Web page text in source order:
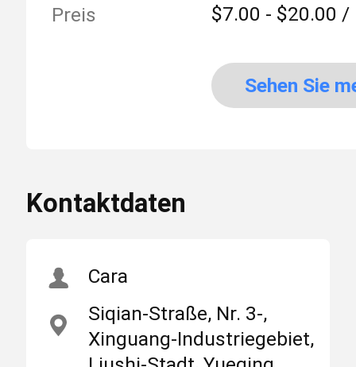
Preis $7.00 - $20.00 /
Sehen Sie
Kontaktdaten
Cara
Siqian-Straße, Nr. 3-,
Xinguang-Industriegebiet,